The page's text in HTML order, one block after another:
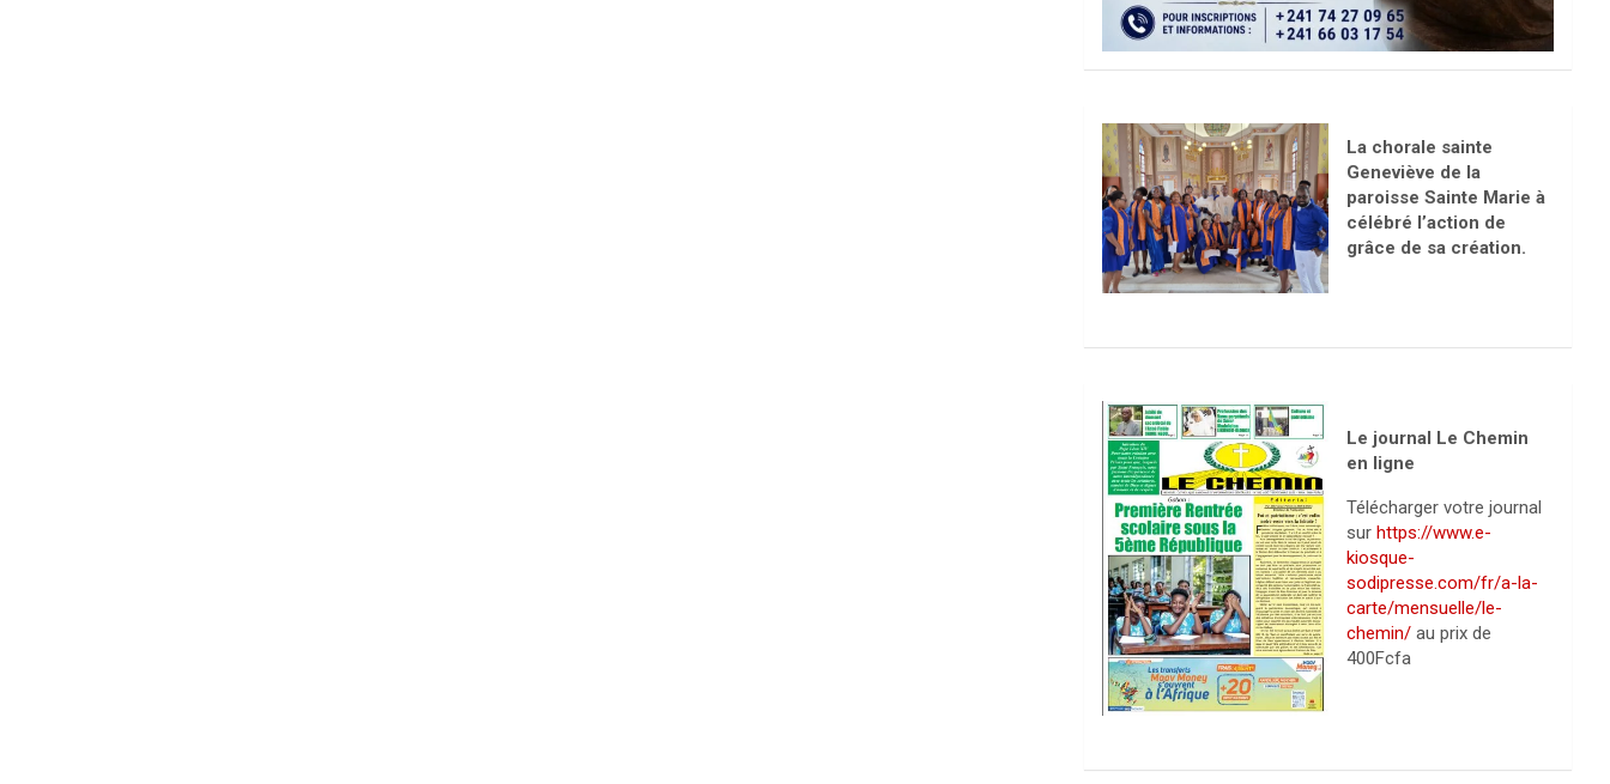
La chorale sainte
Geneviève de la
paroisse Sainte Marie à
célébré l’action de
grâce de sa création.
Le journal Le Chemin
en ligne
Télécharger votre journal
sur https://www.e-
kiosque-
sodipresse.com/fr/a-la-
carte/mensuelle/le-
chemin/au prix de
400Fcfa